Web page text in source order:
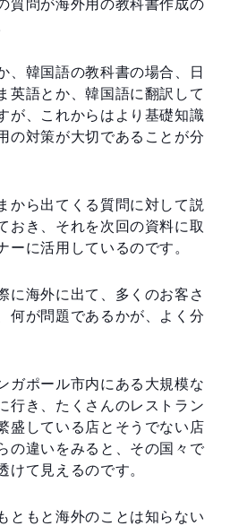
質問が海外用の教科書作成の
、韓国語の教科書の場合、日
英語とか、韓国語に翻訳して
が、これからはより基礎知識
の対策が大切であることが分
から出てくる質問に対して説
おき、それを次回の資料に取
ーに活用しているのです。
に海外に出て、多くのお客さ
何が問題であるかが、よく分
ガポール市内にある大規模な
行き、たくさんのレストラン
盛している店とそうでない店
の違いをみると、その国々で
けて見えるのです。
ともと海外のことは知らない